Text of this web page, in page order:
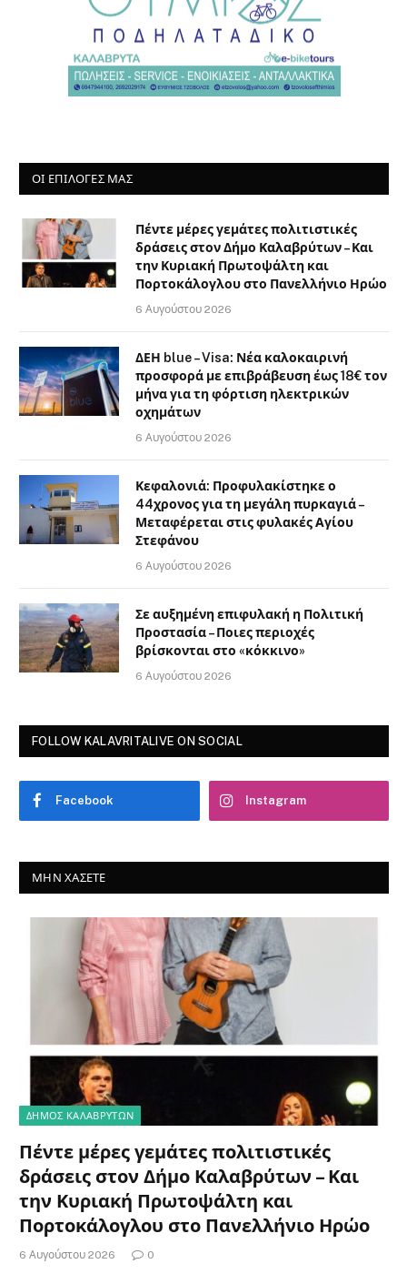
ΟΙ ΕΠΙΛΟΓΈΣ ΜΑΣ
Πέντε μέρες γεμάτες πολιτιστικές
δράσεις στον Δήμο Καλαβρύτων – Και
την Κυριακή Πρωτοψάλτη και
Πορτοκάλογλου στο Πανελλήνιο Ηρώο
6 Αυγούστου 2026
ΔΕΗ blue – Visa: Νέα καλοκαιρινή
προσφορά με επιβράβευση έως 18€ τον
μήνα για τη φόρτιση ηλεκτρικών
οχημάτων
6 Αυγούστου 2026
Κεφαλονιά: Προφυλακίστηκε ο
44χρονος για τη μεγάλη πυρκαγιά –
Μεταφέρεται στις φυλακές Αγίου
Στεφάνου
6 Αυγούστου 2026
Σε αυξημένη επιφυλακή η Πολιτική
Προστασία – Ποιες περιοχές
βρίσκονται στο «κόκκινο»
6 Αυγούστου 2026
FOLLOW KALAVRITALIVE ON SOCIAL
Facebook Instagram
ΜΗΝ ΧΆΣΕΤΕ
ΔΗΜΟΣ ΚΑΛΑΒΡΥΤΩΝ
Πέντε μέρες γεμάτες πολιτιστικές
δράσεις στον Δήμο Καλαβρύτων – Και
την Κυριακή Πρωτοψάλτη και
Πορτοκάλογλου στο Πανελλήνιο Ηρώο
6 Αυγούστου 2026 0